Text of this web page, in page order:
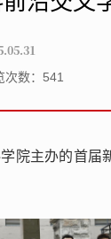
数： 541
院主办的首届